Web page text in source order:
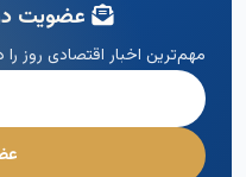
عضویت
مهم‌ترین اخبار اقتصادی روز